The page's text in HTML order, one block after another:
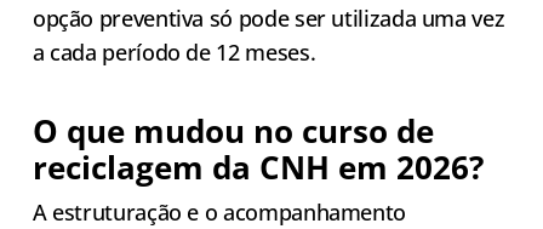
opção preventiva só pode ser utilizada uma vez
a cada período de 12 meses.
O que mudou no curso de
reciclagem da CNH em 2026?
A estruturação e o acompanhamento